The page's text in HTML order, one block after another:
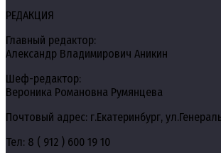
РЕДАКЦИЯ
Главный редактор:
Александр Владимирович Аникин
Шеф-редактор:
Вероника Романовна Румянцева
Почтовый адрес: г.Екатеринбург,
Тел: 8 ( 912 ) 600 19 10